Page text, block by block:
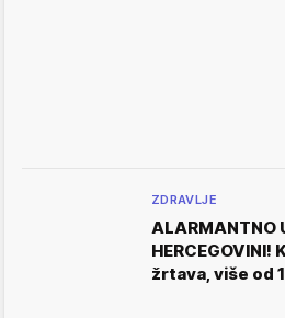
ZDRAVLJE
ALARMANTNO
žrtava, više od